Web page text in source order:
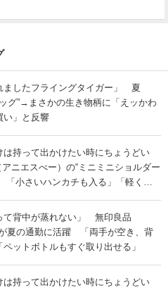
ましたフライングタイガー」 夏
グ”→まさかの生き物柄に「えッかわ
い」と反響
は持って出かけたい時にちょうどい
ニエスべー）の“ミニミニショルダー
小さいハンカチも入る」「軽くて
て背中が蒸れない」 無印良品
が夏の通勤に活躍 「両手が空き、背
ットボトルもすぐ取り出せる」
は持って出かけたい時にちょうどい